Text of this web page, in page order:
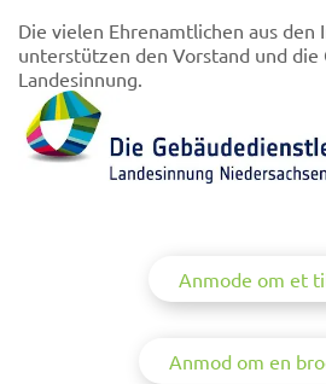
Die vielen Ehrenamtlichen aus den
unterstützen den Vorstand und
Landesinnung.
Anmode om et
Anmod om en